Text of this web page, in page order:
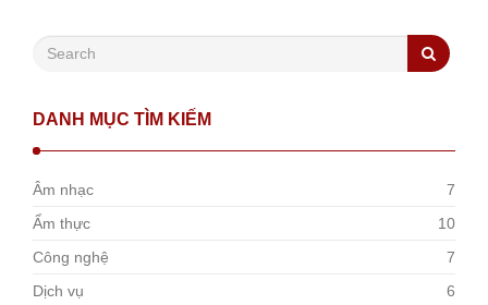
DANH MỤC TÌM KIẾM
Âm nhạc
7
Ẩm thực
10
Công nghệ
7
Dịch vụ
6